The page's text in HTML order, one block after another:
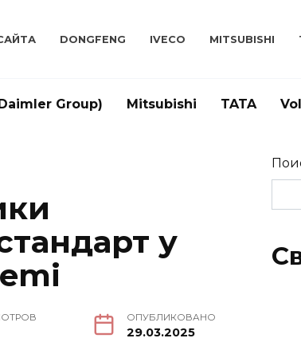
DONGFENG IVECO MITSUBISHI
Group) Mitsubishi TATA
у
ОПУБЛИКОВАНО
29.03.2025